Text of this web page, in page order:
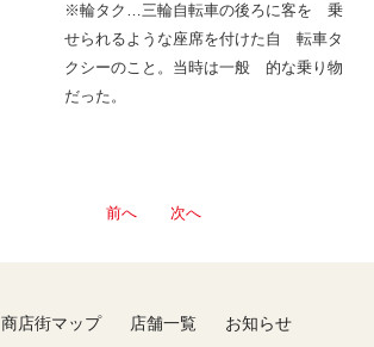
※輪タク…三輪自転車の後ろに客を 乗
せられるような座席を付けた自 転車タ
クシーのこと。当時は一般 的な乗り物
だった。
前へ 次へ
商店街マップ 店舗一覧 お知らせ